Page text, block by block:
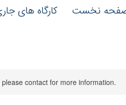
کارگاه های نخست
contact for more information.